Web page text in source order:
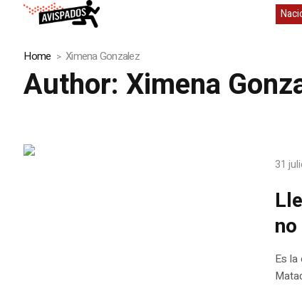
Home Ximena Gonzalez
Author:Ximena
31
Es la